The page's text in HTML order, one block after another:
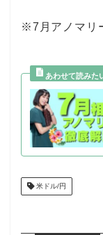
※7月アノマリ
米ドル/円